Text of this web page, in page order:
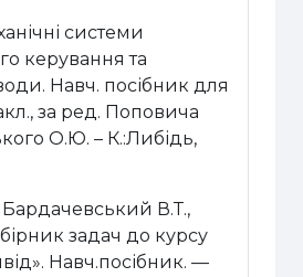
системи
керування та
Навч. посібник для
за ред. Поповича
О.Ю. – К.:Либідь,
В.Т.,
задач до курсу
Навч.посібник. —